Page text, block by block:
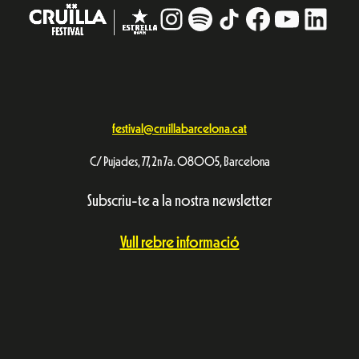
Instagram
# TikTokFacebook
festival@cruillabarcelona.cat
C/ Pujades, 77, 2n 7a. 08005, Barcelona
Subscriu-te a la nostra newsletter
Vull rebre informació